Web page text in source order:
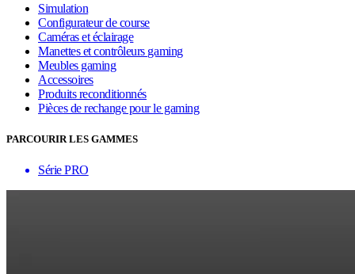
Simulation
Configurateur de course
Caméras et éclairage
Manettes et contrôleurs gaming
Meubles gaming
Accessoires
Produits reconditionnés
Pièces de rechange pour le gaming
PARCOURIR LES GAMMES
Série PRO